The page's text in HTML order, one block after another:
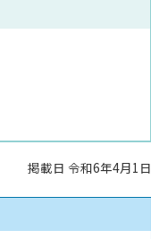
掲載日 令和6年4月1日